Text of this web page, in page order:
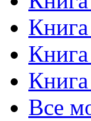
Все